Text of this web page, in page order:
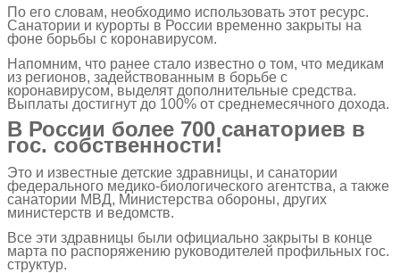
По его словам, необходимо использовать этот ресурс.
Санатории и курорты в России временно закрыты на
фоне борьбы с коронавирусом.
Напомним, что ранее стало известно о том, что медикам
из регионов, задействованным в борьбе с
коронавирусом, выделят дополнительные средства.
Выплаты достигнут до 100% от среднемесячного дохода.
В России более 700 санаториев в
гос. собственности!
Это и известные детские здравницы, и санатории
федерального медико-биологического агентства, а также
санатории МВД, Министерства обороны, других
министерств и ведомств.
Все эти здравницы были официально закрыты в конце
марта по распоряжению руководителей профильных гос.
структур.